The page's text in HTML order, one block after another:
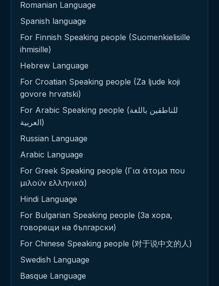
Romanian Language
Spanish language
For Finnish Speaking people (Suomenkielisille
ihmisille)
Hebrew Language
For Croatian Speaking people (Za ljude koji
govore hrvatski)
For Arabic Speaking people (للناطقين باللغة
العربية)
Russian Language
Arabic Language
For Greek Speaking people (Για άτομα που
μιλούν ελληνικά)
Hindi Language
For Bulgarian Speaking people (За хора,
говорещи на български)
For Chinese Speaking people (对于说中文的人)
Swedish Language
Basque Language